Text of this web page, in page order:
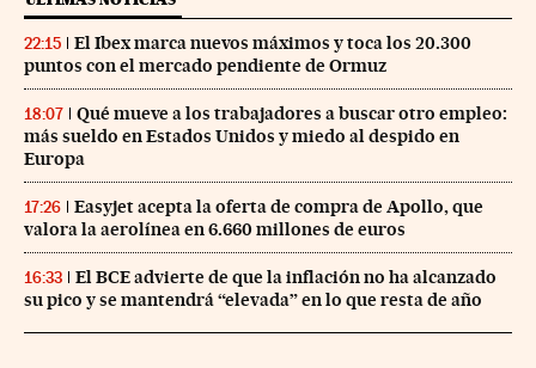
22:15
El Ibex marca nuevos máximos y toca los 20.300
puntos con el mercado pendiente de Ormuz
18:07
Qué mueve a los trabajadores a buscar otro empleo:
más sueldo en Estados Unidos y miedo al despido en
Europa
17:26
Easyjet acepta la oferta de compra de Apollo, que
valora la aerolínea en 6.660 millones de euros
16:33
El BCE advierte de que la inflación no ha alcanzado
su pico y se mantendrá “elevada” en lo que resta de año